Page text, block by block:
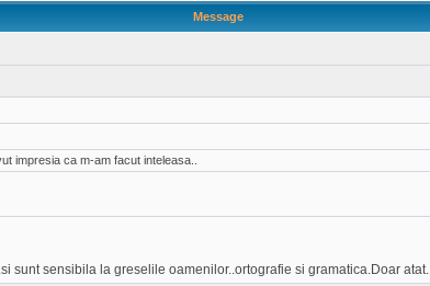
Message
impresia ca m-am facut inteleasa..
sunt sensibila la greselile oamenilor..ortografie si gramatica.Doar atat.